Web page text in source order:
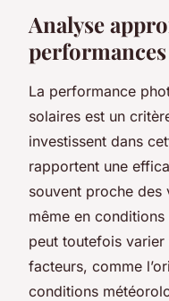
Analyse
La performance
solaires est un
investissent dans
rapportent une
souvent proche des
même en
peut toutefois
facteurs, comme
conditions